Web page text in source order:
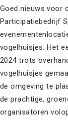
Goed nieuws voor
Participatiebedrijf
vogelhuisjes. Het
2024 trots
vogelhuisjes
de omgeving te
de prachtige,
organisatoren